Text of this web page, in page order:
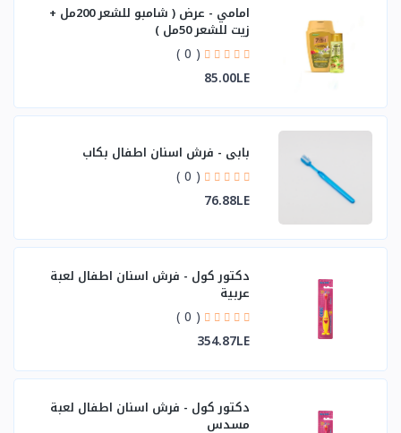
امامي - عرض ( شامبو للشعر 200مل +
زيت للشعر 50مل )
( 0 )
85.00LE
بابي - فرش اسنان اطفال بكاب
( 0 )
76.88LE
دكتور كول - فرش اسنان اطفال لعبة
عربية
( 0 )
354.87LE
دكتور كول - فرش اسنان اطفال لعبة
مسدس